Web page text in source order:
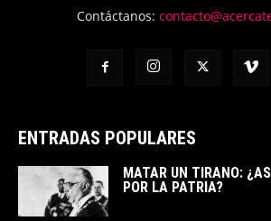
Contáctanos:
ENTRADAS POPULARES
MATAR UN TIRANO:
POR LA PATRIA?